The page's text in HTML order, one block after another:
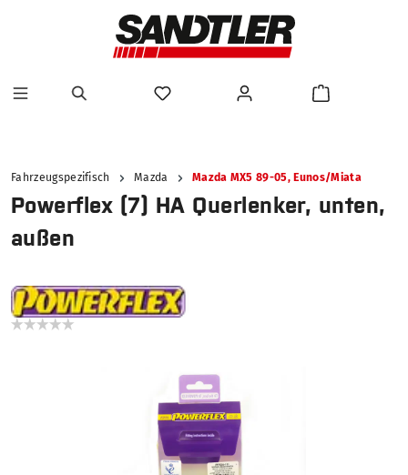
Fahrzeugspezifisch Mazda Mazda MX5 89-05, Eunos/Miata
Powerflex (7) HA Querlenker, unten,
außen